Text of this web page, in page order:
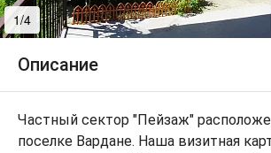
1/4
Описание
Частный сектор "Пейзаж"
поселке Вардане. Наша визитная